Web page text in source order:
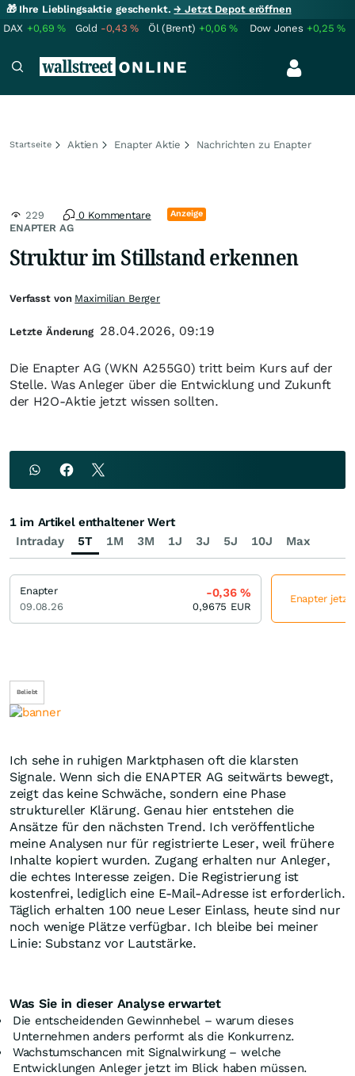
🎁 Ihre Lieblingsaktie geschenkt.→ Jetzt Depot eröffnen
DAX +0,69% Gold -0,43% Öl (Brent) +0,06% Dow Jones +0,25%
Startseite Aktien Enapter Aktie Nachrichten zu Enapter
ENAPTER AG
229 0 Kommentare Anzeige
Struktur im Stillstand erkennen
Die Enapter AG (WKN A255G0) tritt beim Kurs auf der
Stelle. Was Anleger über die Entwicklung und Zukunft
der H2O-Aktie jetzt wissen sollten.
Beliebt
Ich sehe in ruhigen Marktphasen oft die klarsten
Signale. Wenn sich die ENAPTER AG seitwärts bewegt,
zeigt das keine Schwäche, sondern eine Phase
struktureller Klärung. Genau hier entstehen die
Ansätze für den nächsten Trend. Ich veröffentliche
meine Analysen nur für registrierte Leser, weil frühere
Inhalte kopiert wurden. Zugang erhalten nur Anleger,
die echtes Interesse zeigen. Die Registrierung ist
kostenfrei, lediglich eine E-Mail-Adresse ist erforderlich.
Täglich erhalten 100 neue Leser Einlass, heute sind nur
noch wenige Plätze verfügbar. Ich bleibe bei meiner
Linie: Substanz vor Lautstärke.
Was Sie in dieser Analyse erwartet
Die entscheidenden Gewinnhebel – warum dieses
Unternehmen anders performt als die Konkurrenz.
Wachstumschancen mit Signalwirkung – welche
Entwicklungen Anleger jetzt im Blick haben müssen.
Verfasst von Maximilian Berger
Letzte Änderung 28.04.2026, 09:19
Intraday 5T 1M 3M 1J 3J 5J 10J Max
1 im Artikel enthaltener Wert
Enapter
09.08.26
-0,36%
0,9675 EUR
Enapter jetzt